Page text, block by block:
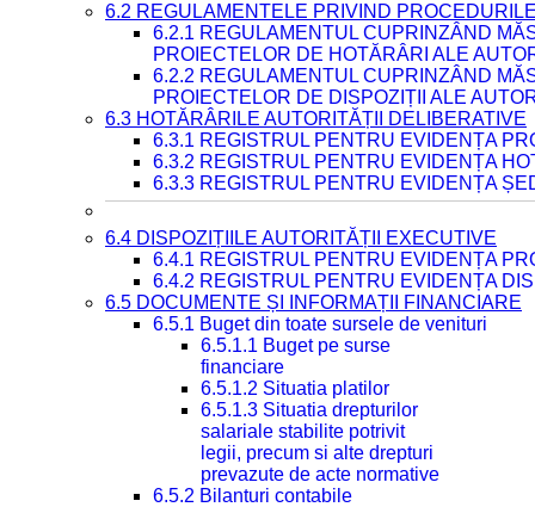
6.2 REGULAMENTELE PRIVIND
6.2.1 REGULAMENTUL CUPRINZÂND
PROIECTELOR DE HOTĂRÂRI ALE
6.2.2 REGULAMENTUL CUPRINZÂND
PROIECTELOR DE DISPOZIȚII ALE
6.3 HOTĂRÂRILE AUTORITĂȚII DELIBERATIVE
6.3.1 REGISTRUL PENTRU EVIDENȚA
6.3.2 REGISTRUL PENTRU EVIDENȚA
6.3.3 REGISTRUL PENTRU EVIDENȚA
6.4 DISPOZIȚIILE AUTORITĂȚII EXECUTIVE
6.4.1 REGISTRUL PENTRU EVIDENȚA
6.4.2 REGISTRUL PENTRU EVIDENȚA
6.5 DOCUMENTE ȘI INFORMAȚII FINANCIARE
6.5.1 Buget din toate sursele de venituri
6.5.1.1 Buget pe surse
financiare
6.5.1.2 Situatia platilor
6.5.1.3 Situatia drepturilor
salariale stabilite potrivit
legii, precum si alte drepturi
prevazute de acte normative
6.5.2 Bilanturi contabile